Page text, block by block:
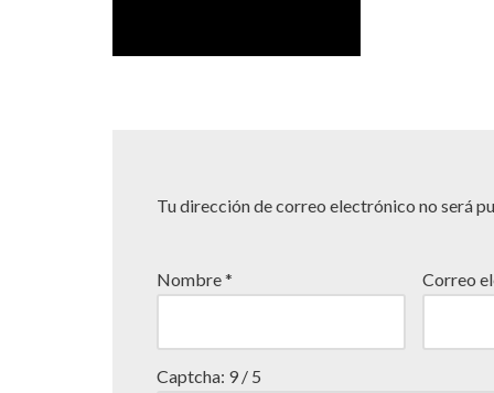
Tu dirección de correo electrónico no será
Nombre* Correo
Captcha: 9 / 5